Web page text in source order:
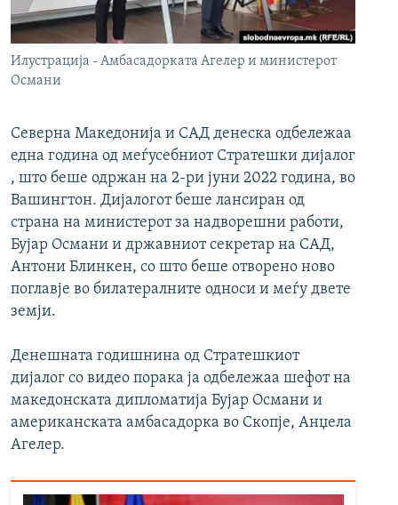
РСЕ веб страници
Илустрација - Амбасадорката Агелер и министерот
Османи
Северна Македонија и САД денеска одбележаа
една година од меѓусебниот Стратешки дијалог
, што беше одржан на 2-ри јуни 2022 година, во
Вашингтон. Дијалогот беше лансиран од
страна на министерот за надворешни работи,
Бујар Османи и државниот секретар на САД,
Антони Блинкен, со што беше отворено ново
поглавје во билатералните односи и меѓу двете
земји.
Денешната годишнина од Стратешкиот
дијалог со видео порака ја одбележаа шефот на
македонската дипломатија Бујар Османи и
американската амбасадорка во Скопје, Анџела
Агелер.